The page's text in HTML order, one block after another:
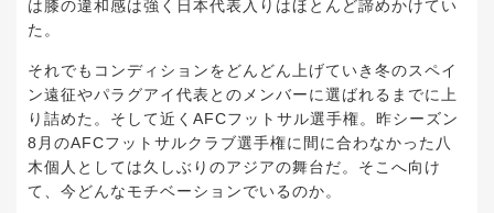
は膝の違和感は強く日本代表入りはほとんど諦めかけてい
た。
それでもコンディションをどんどん上げていき冬のスペイ
ン遠征やパラグアイ代表とのメンバーに選ばれるまでに上
り詰めた。そして近くAFCフットサル選手権。昨シーズン
8月のAFCフットサルクラブ選手権に間に合わなかった八
木個人としては久しぶりのアジアの舞台だ。そこへ向け
て、今どんなモチベーションでいるのか。